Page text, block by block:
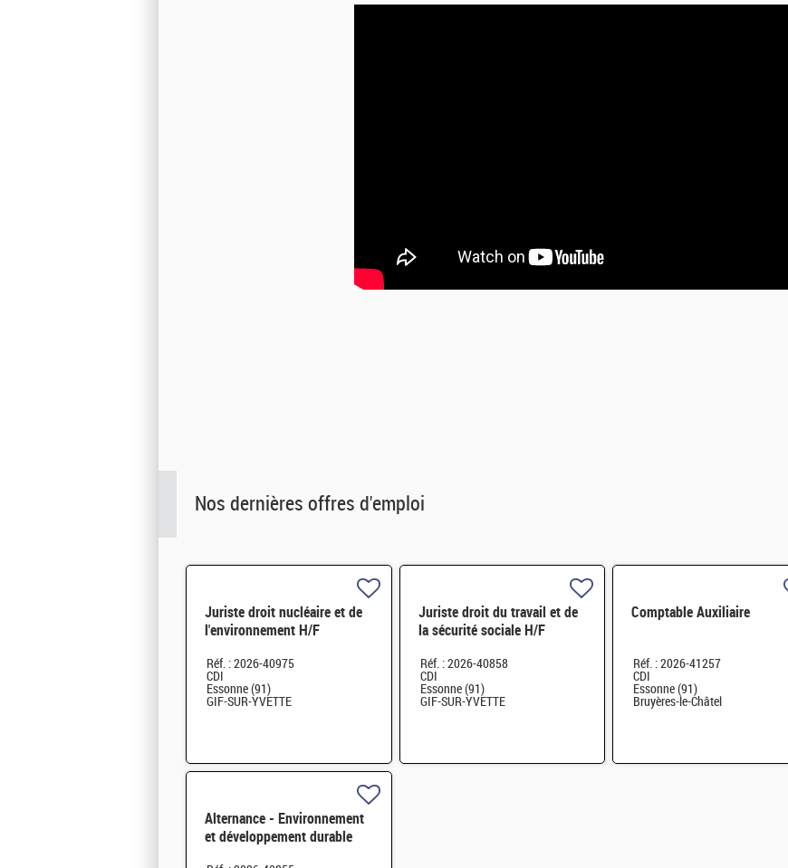
Nos dernières offres d'emploi
Juriste droit nucléaire et de
l'environnement H/F
Réf. : 2026-40975
CDI
Essonne (91)
GIF-SUR-YVETTE
Juriste droit du travail et de
la sécurité sociale H/F
Réf. : 2026-40858
CDI
Essonne (91)
GIF-SUR-YVETTE
Comptable Auxiliaire
Réf. : 2026-41257
CDI
Essonne (91)
Bruyères-le-Châtel
Alternance - Environnement
et développement durable